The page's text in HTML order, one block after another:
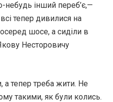
небудь інший переб’є,—
тепер дивилися на
шосе, а сиділи в
Несторовичу
тепер треба жити. Не
такими, як були колись.